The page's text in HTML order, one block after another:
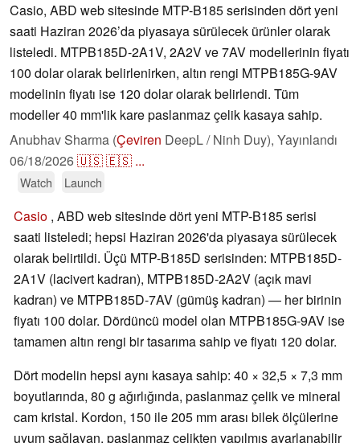
Casio, ABD web sitesinde MTP-B185 serisinden dört yeni
saati Haziran 2026’da piyasaya sürülecek ürünler olarak
listeledi. MTPB185D-2A1V, 2A2V ve 7AV modellerinin fiyatı
100 dolar olarak belirlenirken, altın rengi MTPB185G-9AV
modelinin fiyatı ise 120 dolar olarak belirlendi. Tüm
modeller 40 mm'lik kare paslanmaz çelik kasaya sahip.
Anubhav Sharma (Çeviren DeepL / Ninh Duy), Yayınlandı
06/18/2026🇺🇸🇪🇸 ...
Watch Launch
Casio , ABD web sitesinde dört yeni MTP-B185 serisi
saati listeledi; hepsi Haziran 2026'da piyasaya sürülecek
olarak belirtildi. Üçü MTP-B185D serisinden: MTPB185D-
2A1V (lacivert kadran), MTPB185D-2A2V (açık mavi
kadran) ve MTPB185D-7AV (gümüş kadran) — her birinin
fiyatı 100 dolar. Dördüncü model olan MTPB185G-9AV ise
tamamen altın rengi bir tasarıma sahip ve fiyatı 120 dolar.
Dört modelin hepsi aynı kasaya sahip: 40 × 32,5 × 7,3 mm
boyutlarında, 80 g ağırlığında, paslanmaz çelik ve mineral
cam kristal. Kordon, 150 ile 205 mm arası bilek ölçülerine
uyum sağlayan, paslanmaz çelikten yapılmış ayarlanabilir